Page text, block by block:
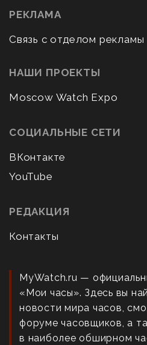
РЕКЛАМА
Связь с отделом рекламы
НАШИ ПРОЕКТЫ
Moscow Watch Expo
СОЦИАЛЬНЫЕ СЕТИ
ВКонтакте
YouTube
РЕДАКЦИЯ
Контакты
MyWatch.ru —
«Мои часы». Здесь вы
новости мира часов,
форуме часовщиков, а
в наиболее обширном